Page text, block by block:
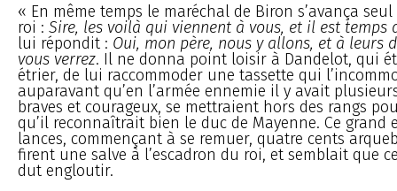
« En même temps le maréchal de Biron s’avança
roi : Sire, les voilà qui viennent à vous, et il est temps
lui répondit : Oui, mon père, nous y allons, et à leurs
vous verrez. Il ne donna point loisir à Dandelot, qui
étrier, de lui raccommoder une tassette qui
auparavant qu’en l’armée ennemie il y avait
braves et courageux, se mettraient hors des rangs
qu’il reconnaîtrait bien le duc de Mayenne. Ce grand
lances, commençant à se remuer, quatre cents
firent une salve à l’escadron du roi, et semblait que
dut engloutir.